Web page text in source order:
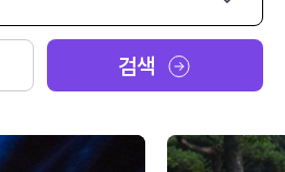
검색